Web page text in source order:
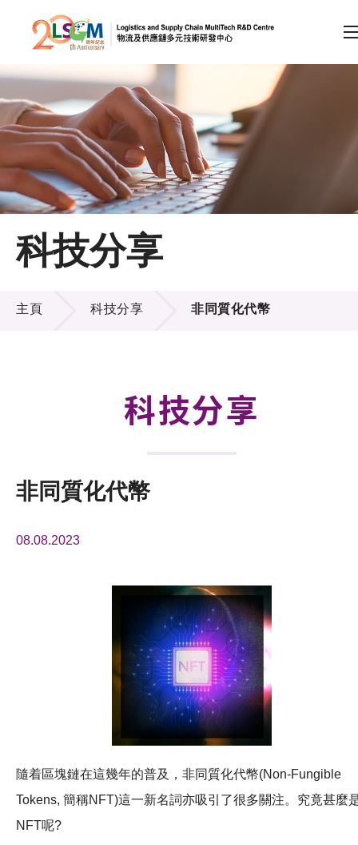
跳到內容（按回車鍵）
會員登入
A EN 繁 简
主頁
關於LSCM
技術商品化
科技分享
科技分享
主頁 科技分享 非同質化代幣
科技分享
非同質化代幣
08.08.2023
隨着區塊鏈在這幾年的普及，非同質化代幣(Non-Fungible
Tokens, 簡稱NFT)這一新名詞亦吸引了很多關注。究竟甚麼
NFT呢?